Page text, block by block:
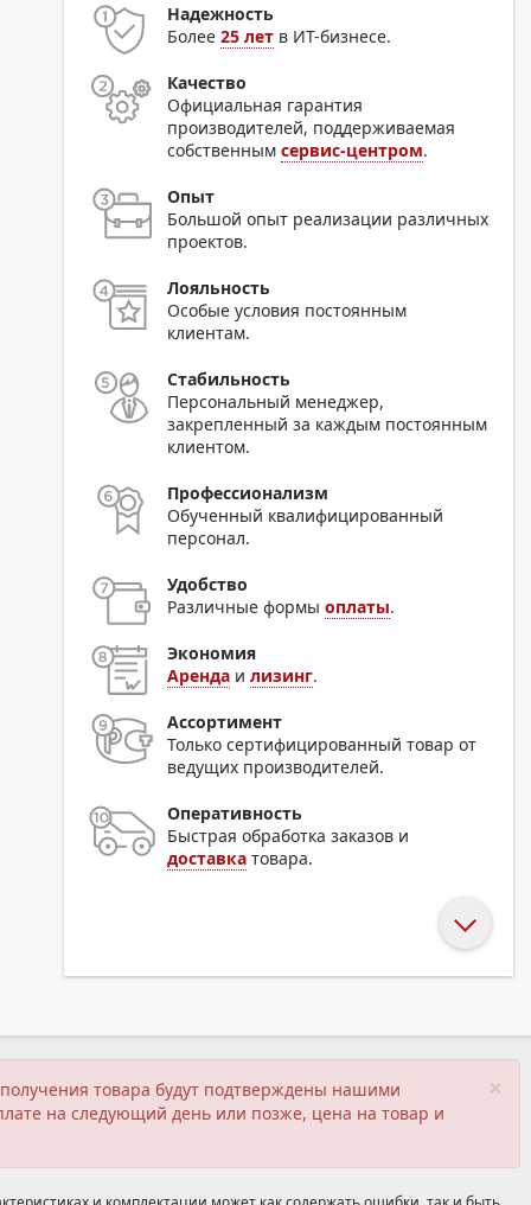
Надежность
Более25 лет в ИТ-бизнесе.
Качество
Официальная гарантия
производителей, поддерживаемая
собственнымсервис-центром.
Опыт
Большой опыт реализации различных
проектов.
Лояльность
Особые условия постоянным
клиентам.
Стабильность
Персональный менеджер,
закрепленный за каждым постоянным
клиентом.
Профессионализм
Обученный квалифицированный
персонал.
Удобство
Различные формыоплаты.
Экономия
Аренда илизинг.
Ассортимент
Только сертифицированный товар от
ведущих производителей.
Оперативность
Быстрая обработка заказов и
доставка товара.
×
товара будут подтверждены нашими
на следующий день или позже, цена на товар и